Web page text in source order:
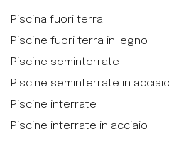
Piscina fuori terra
Piscine fuori terra in legno
Piscine seminterrate
Piscine seminterrate in acciaio
Piscine interrate
Piscine interrate in acciaio